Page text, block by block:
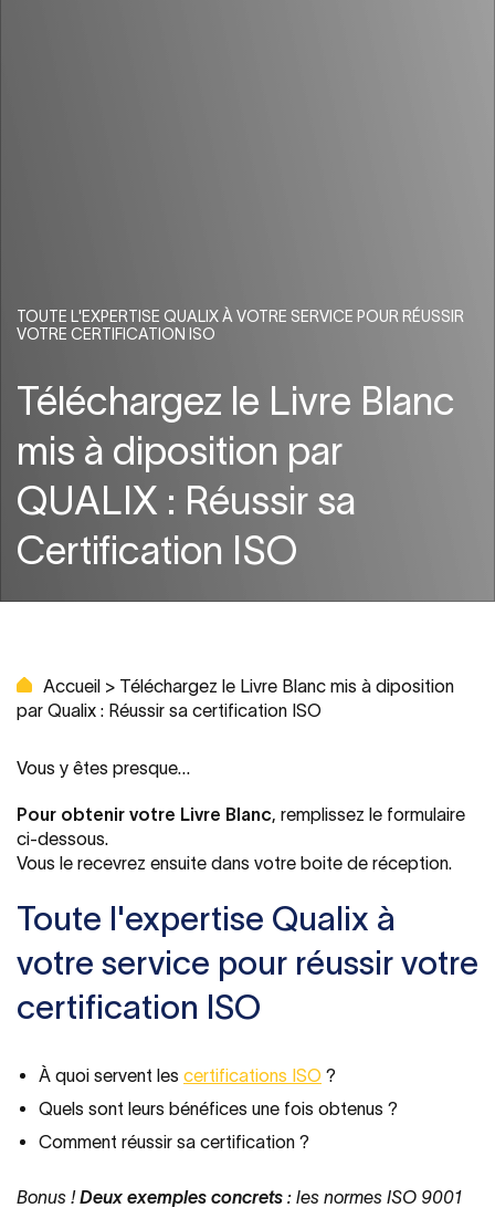
TOUTE L'EXPERTISE QUALIX À VOTRE SERVICE POUR RÉUSSIR
VOTRE CERTIFICATION ISO
Téléchargez le Livre Blanc
mis à diposition par
QUALIX : Réussir sa
Certification ISO
Accueil > Téléchargez le Livre Blanc mis à diposition
par Qualix : Réussir sa certification ISO
Vous y êtes presque…
Pour obtenir votre Livre Blanc, remplissez le formulaire
ci-dessous.
Vous le recevrez ensuite dans votre boite de réception.
Toute l'expertise Qualix à
votre service pour réussir votre
certification ISO
À quoi servent les certifications ISO ?
Quels sont leurs bénéfices une fois obtenus ?
Comment réussir sa certification ?
Bonus !Deux exemples concrets : les normes ISO 9001